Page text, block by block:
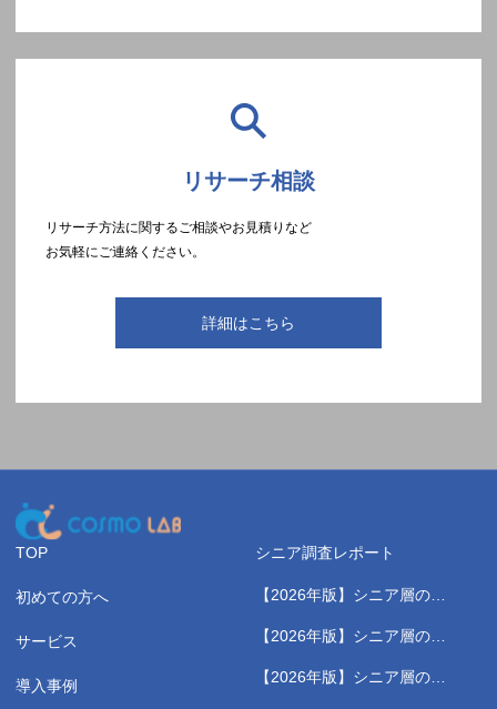
リサーチ相談
リサーチ方法に関するご相談やお見積りなど
お気軽にご連絡ください。
詳細はこちら
TOP
初めての方へ
サービス
導入事例
シニア調査レポート
【2026年版】シニア層の健
ート
【2026年版】シニア層のス
レポート
【2026年版】シニア層の健